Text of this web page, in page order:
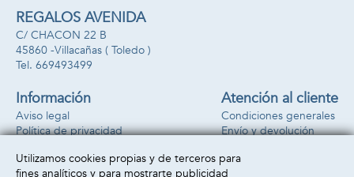
REGALOS AVENIDA
C/ CHACON 22 B
45860 -Villacañas ( Toledo )
669493499
Información
Aviso legal
Política de privacidad
Atención al cliente
Condiciones generales
Envío y devolución
Formas de pago
Utilizamos cookies propias y de terceros para
fines analíticos y para mostrarte publicidad